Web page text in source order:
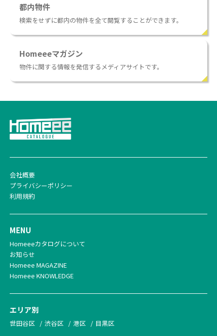
都内物件
検索をせずに都内の物件を全て閲覧することができます。
Homeeeマガジン
物件に関する情報を発信するメディアサイトです。
会社概要
プライバシーポリシー
利用規約
MENU
Homeeeカタログについて
お知らせ
Homeee MAGAZINE
Homeee KNOWLEDGE
エリア別
世田谷区 渋谷区 港区 目黒区